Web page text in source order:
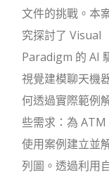
文件的挑戰。本
究探討了 Visual
Paradigm 的 AI
視覺建模聊天機
何透過實際範例
些需求：為 ATM
使用案例建立並
列圖。透過利用